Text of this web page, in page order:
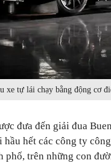
xe tự lái chạy bằng động cơ
đưa đến giải đua
hầu hết các công ty
phố, trên những con